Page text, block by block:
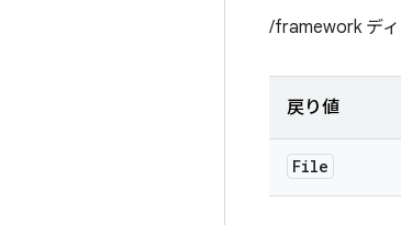
/framework デ
戻り値
File